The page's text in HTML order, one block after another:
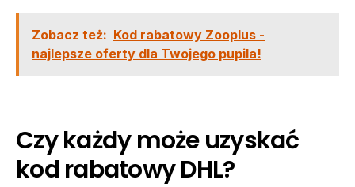
Zobacz też: Kod rabatowy Zooplus -
najlepsze oferty dla Twojego pupila!
Czy każdy może uzyskać
kod rabatowy DHL?